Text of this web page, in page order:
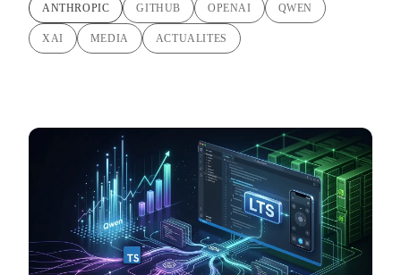
ANTHROPIC GITHUB OPENAI QWEN
XAI MEDIA ACTUALITES